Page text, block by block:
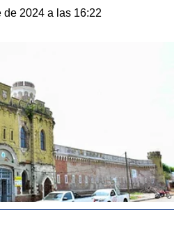
2024 a las 16:22